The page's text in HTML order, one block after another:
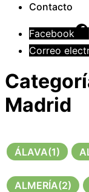
Contacto
Facebook
Correo
Madrid
ÁLAVA(1)
ALMERÍA(2)